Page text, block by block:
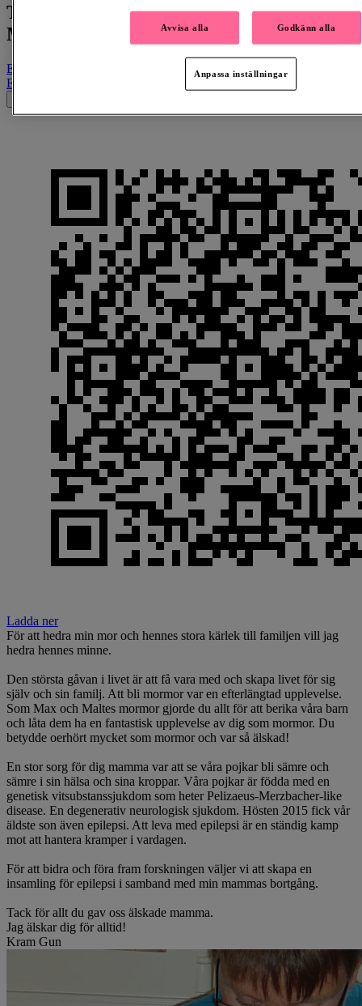
Till minne av Ingrid Margareta Lindoff
Magnusson
Email
Kopiera länk
Email
Kopiera länk
Ladda ner
För att hedra min mor och hennes stora kärlek till familjen vill jag
hedra hennes minne.
Den största gåvan i livet är att få vara med och skapa livet för sig
själv och sin familj. Att bli mormor var en efterlängtad upplevelse.
Som Max och Maltes mormor gjorde du allt för att berika våra barn
och låta dem ha en fantastisk upplevelse av dig som mormor. Du
betydde oerhört mycket som mormor och var så älskad!
En stor sorg för dig mamma var att se våra pojkar bli sämre och
sämre i sin hälsa och sina kroppar. Våra pojkar är födda med en
genetisk vitsubstanssjukdom som heter Pelizaeus-Merzbacher-like
disease. En degenerativ neurologisk sjukdom. Hösten 2015 fick vår
äldste son även epilepsi. Att leva med epilepsi är en ständig kamp
mot att hantera kramper i vardagen.
För att bidra och föra fram forskningen väljer vi att skapa en
insamling för epilepsi i samband med min mammas bortgång.
Tack för allt du gav oss älskade mamma.
Jag älskar dig för alltid!
Kram Gun
Avvisa alla Godkänn alla
Anpassa inställningar